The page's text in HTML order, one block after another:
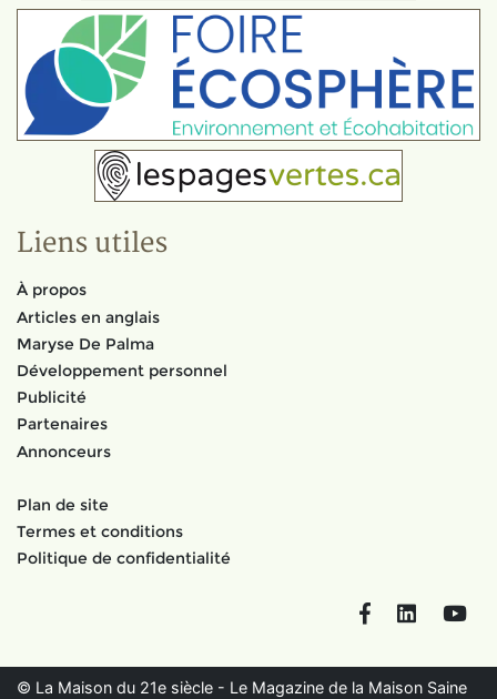
Liens utiles
À propos
Articles en anglais
Maryse De Palma
Développement personnel
Publicité
Partenaires
Annonceurs
Plan de site
Termes et conditions
Politique de confidentialité
FacebookLinkedIn
© La Maison du 21e siècle - Le Magazine de la Maison Saine